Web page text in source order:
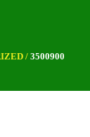
/ 3500900